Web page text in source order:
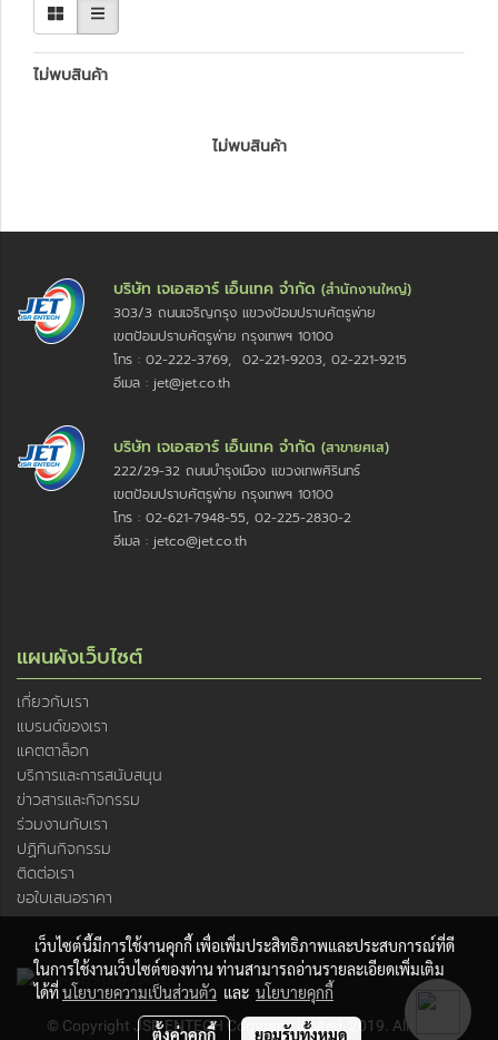
ไม่พบสินค้า
ไม่พบสินค้า
บริษัท เจเอสอาร์ เอ็นเทค จำกัด (สำนักงานใหญ่)
303/3 ถนนเจริญกรุง แขวงป้อมปราบศัตรูพ่าย
เขตป้อมปราบศัตรูพ่าย กรุงเทพฯ 10100
โทร : 02-222-3769, 02-221-9203, 02-221-9215
อีเมล : jet@jet.co.th
บริษัท เจเอสอาร์ เอ็นเทค จำกัด (สาขายศเส)
222/29-32 ถนนบำรุงเมือง แขวงเทพศิรินทร์
เขตป้อมปราบศัตรูพ่าย กรุงเทพฯ 10100
โทร : 02-621-7948-55, 02-225-2830-2
อีเมล : jetco@jet.co.th
แผนผังเว็บไซต์
เกี่ยวกับเรา
แบรนด์ของเรา
แคตตาล็อก
บริการและการสนับสนุน
ข่าวสารและกิจกรรม
ร่วมงานกับเรา
ปฏิทินกิจกรรม
ติดต่อเรา
ขอใบเสนอราคา
© Copyright JSR ENTECH Company limited, 2019. All rights
เว็บไซต์นี้มีการใช้งานคุกกี้ เพื่อเพิ่มประสิทธิภาพและประสบการณ์ที่ดี
ในการใช้งานเว็บไซต์ของท่าน ท่านสามารถอ่านรายละเอียดเพิ่มเติม
ได้ที่นโยบายความเป็นส่วนตัว และ นโยบายคุกกี้
ตั้งค่าคุกกี้ ยอมรับทั้งหมด